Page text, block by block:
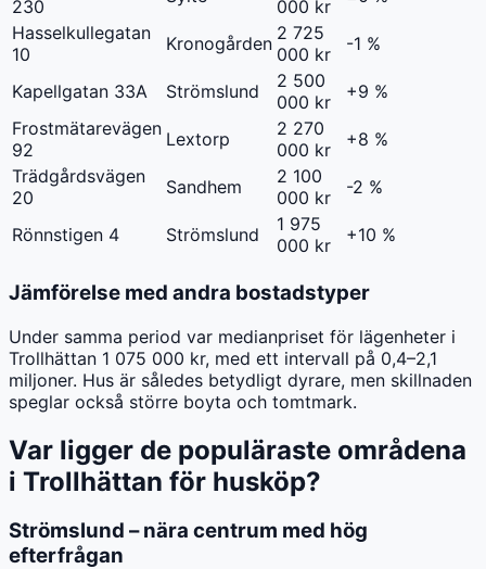
230
000 kr
Hasselkullegatan
10
Kronogården 2 725
000 kr
-1 %
Kapellgatan 33A Strömslund
2 500
000 kr
+9 %
Frostmätarevägen
92
Lextorp
2 270
000 kr
+8 %
Trädgårdsvägen
20
Sandhem
2 100
000 kr
-2 %
Rönnstigen 4 Strömslund
1 975
000 kr
+10 %
Jämförelse med andra bostadstyper
Under samma period var medianpriset för lägenheter i
Trollhättan 1 075 000 kr, med ett intervall på 0,4–2,1
miljoner. Hus är således betydligt dyrare, men skillnaden
speglar också större boyta och tomtmark.
Var ligger de populäraste områdena
i Trollhättan för husköp?
Strömslund – nära centrum med hög
efterfrågan